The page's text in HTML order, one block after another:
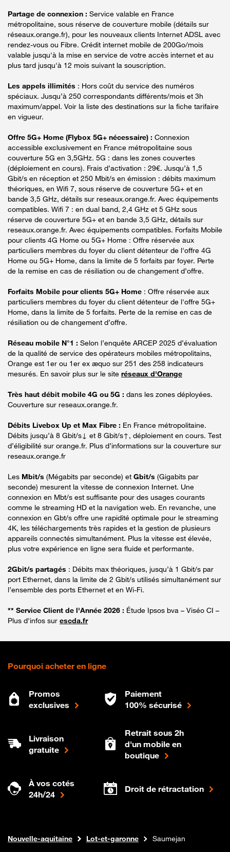
Partage de connexion : Service valable en France
métropolitaine, sous réserve de couverture mobile (détails sur
réseaux.orange.fr), pour les nouveaux clients Internet ADSL avec
rendez-vous ou Fibre. Crédit internet mobile de 200Go/mois
valable jusqu'à la mise en service de votre accès internet et au
plus tard jusqu'à 12 mois suivant la souscription.
Les appels illimités : Hors coût du service des numéros
spéciaux. Jusqu’à 250 correspondants différents/mois et 3h
maximum/appel. Voir la liste des destinations sur la fiche tarifaire
en vigueur.
Offre 5G+ Home (Flybox 5G+ nécessaire) : Connexion
accessible exclusivement en France métropolitaine sous
couverture 5G en 3,5GHz. 5G : dans les zones couvertes
(déploiement en cours). Frais d’activation : 29€. Jusqu’à 1,5
Gbit/s en réception et 250 Mbit/s en émission : débits maximum
théoriques, en Wifi 7, sous réserve de couverture 5G+ et en
bande 3,5 GHz, détails sur reseaux.orange.fr. Avec équipements
compatibles. Wifi 7 : en dual band, 2,4 GHz et 5 GHz sous
réserve de couverture 5G+ et en bande 3,5 GHz, détails sur
reseaux.orange.fr. Avec équipements compatibles. Forfaits Mobile
pour clients 4G Home ou 5G+ Home : Offre réservée aux
particuliers membres du foyer du client détenteur de l'offre 4G
Home ou 5G+ Home, dans la limite de 5 forfaits par foyer. Perte
de la remise en cas de résiliation ou de changement d’offre.
Forfaits Mobile pour clients 5G+ Home : Offre réservée aux
particuliers membres du foyer du client détenteur de l'offre 5G+
Home, dans la limite de 5 forfaits. Perte de la remise en cas de
résiliation ou de changement d’offre.
Réseau mobile N°1 : Selon l’enquête ARCEP 2025 d’évaluation
de la qualité de service des opérateurs mobiles métropolitains,
Orange est 1er ou 1er ex æquo sur 251 des 258 indicateurs
mesurés. En savoir plus sur le site réseaux d'Orange
Très haut débit mobile 4G ou 5G : dans les zones déployées.
Couverture sur reseaux.orange.fr.
Débits Livebox Up et Max Fibre : En France métropolitaine.
Débits jusqu’à 8 Gbit/s↓ et 8 Gbit/s↑, déploiement en cours. Test
d’éligibilité sur orange.fr. Plus d’informations sur la couverture sur
reseaux.orange.fr
Les Mbit/s (Mégabits par seconde) et Gbit/s (Gigabits par
seconde) mesurent la vitesse de connexion Internet. Une
connexion en Mbt/s est suffisante pour des usages courants
comme le streaming HD et la navigation web. En revanche, une
connexion en Gbt/s offre une rapidité optimale pour le streaming
4K, les téléchargements très rapides et la gestion de plusieurs
appareils connectés simultanément. Plus la vitesse est élevée,
plus votre expérience en ligne sera fluide et performante.
2Gbit/s partagés : Débits max théoriques, jusqu’à 1 Gbit/s par
port Ethernet, dans la limite de 2 Gbit/s utilisés simultanément sur
l’ensemble des ports Ethernet et en Wi-Fi.
** Service Client de l'Année 2026 : Étude Ipsos bva – Viséo CI –
Plus d'infos sur escda.fr
Pourquoi acheter en ligne
Promos
exclusives
Paiement
100% sécurisé
Livraison
gratuite
Retrait sous 2h
d'un mobile en
boutique
À vos cotés
24h/24
Droit de rétractation
Boutique Orange
Internet fibre
Nouvelle-aquitaine Lot-et-garonne Saumejan